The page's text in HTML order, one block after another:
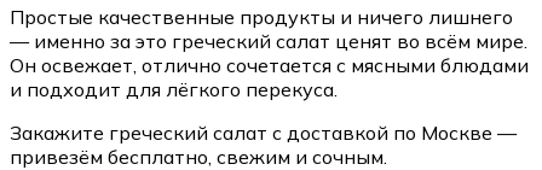
Простые качественные продукты и ничего лишнего
— именно за это греческий салат ценят во всём мире.
Он освежает, отлично сочетается с мясными блюдами
и подходит для лёгкого перекуса.
Закажите греческий салат с доставкой по Москве —
привезём бесплатно, свежим и сочным.